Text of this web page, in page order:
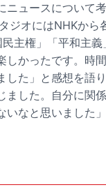
ニュースについて
ジオにはNHKから
主権」「平和主
しかったです。時
した」と感想を語
した。自分に関係
なと思いました」